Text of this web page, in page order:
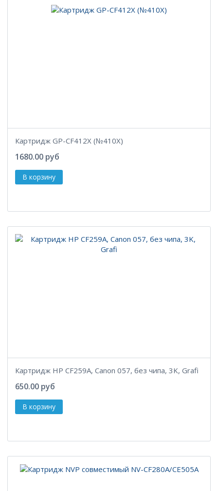
Картридж GP-CF412X (№410X)
1680.00 руб
Картридж HP CF259A, Canon 057, без чипа, 3K, Grafi
650.00 руб